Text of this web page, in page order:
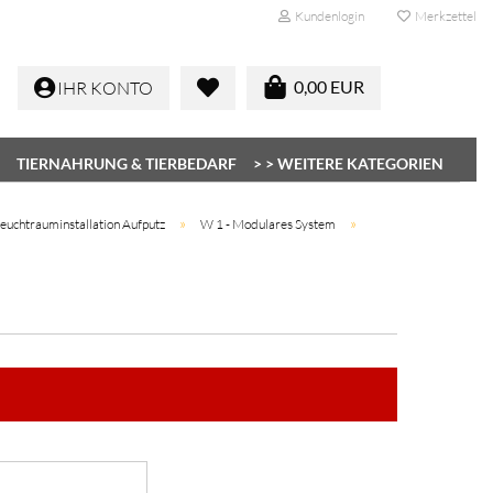
Kundenlogin Merkzettel
0,00 EUR
IHR KONTO
TIERNAHRUNG & TIERBEDARF > > WEITERE KATEGORIEN
Aufputz » W 1 - Modulares System »